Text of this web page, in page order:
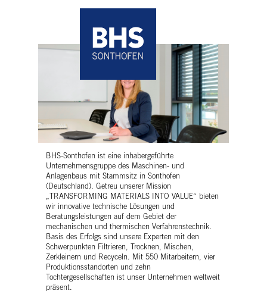
BHS-Sonthofen ist eine inhabergeführte
Unternehmensgruppe des Maschinen- und
Anlagenbaus mit Stammsitz in Sonthofen
(Deutschland). Getreu unserer Mission
„TRANSFORMING MATERIALS INTO VALUE“ bieten
wir innovative technische Lösungen und
Beratungsleistungen auf dem Gebiet der
mechanischen und thermischen Verfahrenstechnik.
Basis des Erfolgs sind unsere Experten mit den
Schwerpunkten Filtrieren, Trocknen, Mischen,
Zerkleinern und Recyceln. Mit 550 Mitarbeitern, vier
Produktionsstandorten und zehn
Tochtergesellschaften ist unser Unternehmen weltweit
präsent.